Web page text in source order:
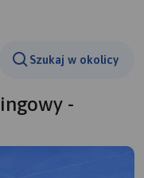
Szukaj w okolicy
-